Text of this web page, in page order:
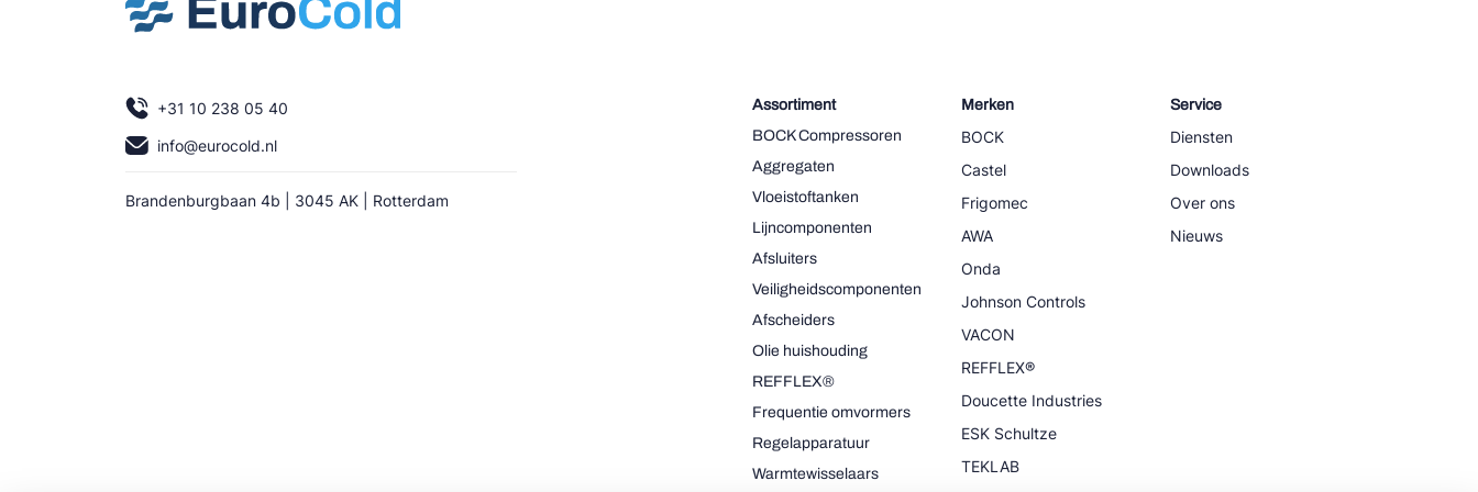
+31 10 238 05 40
info@eurocold.nl
Brandenburgbaan 4b | 3045 AK | Rotterdam
Assortiment
BOCK Compressoren
Aggregaten
Vloeistoftanken
Lijncomponenten
Afsluiters
Veiligheidscomponenten
Afscheiders
Olie huishouding
REFFLEX®
Frequentie omvormers
Regelapparatuur
Warmtewisselaars
Merken
BOCK
Castel
Frigomec
AWA
Onda
Johnson Controls
VACON
REFFLEX®
Doucette Industries
ESK Schultze
TEKLAB
Service
Diensten
Downloads
Over ons
Nieuws